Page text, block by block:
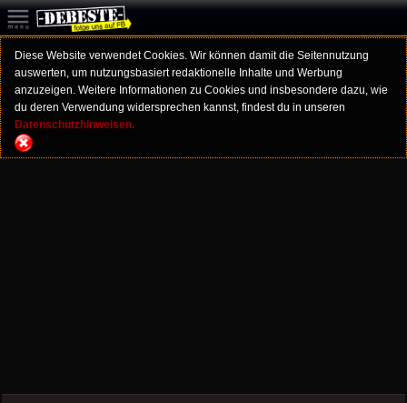
Diese Website verwendet Cookies. Wir können damit die Seitennutzung
auswerten, um nutzungsbasiert redaktionelle Inhalte und Werbung
anzuzeigen. Weitere Informationen zu Cookies und insbesondere dazu, wie
du deren Verwendung widersprechen kannst, findest du in unseren
Datenschutzhinweisen.